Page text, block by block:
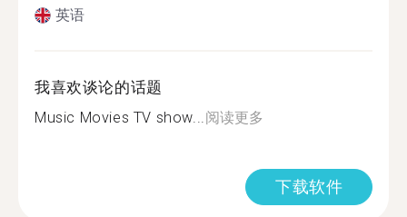
英语
我喜欢谈论的话题
Music Movies TV show...阅读更多
下载软件